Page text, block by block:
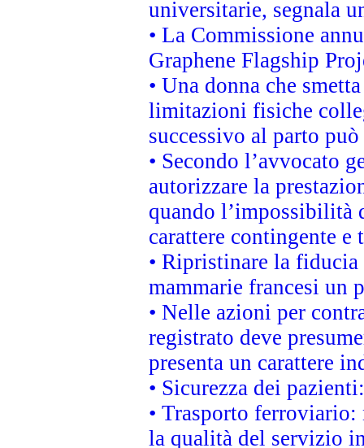
universitarie, segnala
• La Commissione
Graphene Flagship
• Una donna che
limitazioni fisiche
successivo al parto
• Secondo l’avvocato
autorizzare la
quando l’impossibilità
carattere contingente
• Ripristinare la
mammarie francesi un
• Nelle azioni per
registrato deve
presenta un carattere
• Sicurezza dei
• Trasporto
la qualità del servizio